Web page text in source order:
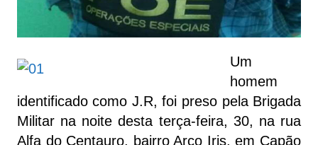
Um
homem
identificado como J.R, foi preso pela Brigada
Militar na noite desta terça-feira, 30, na rua
Alfa do Centauro, bairro Arco Iris, em Capão